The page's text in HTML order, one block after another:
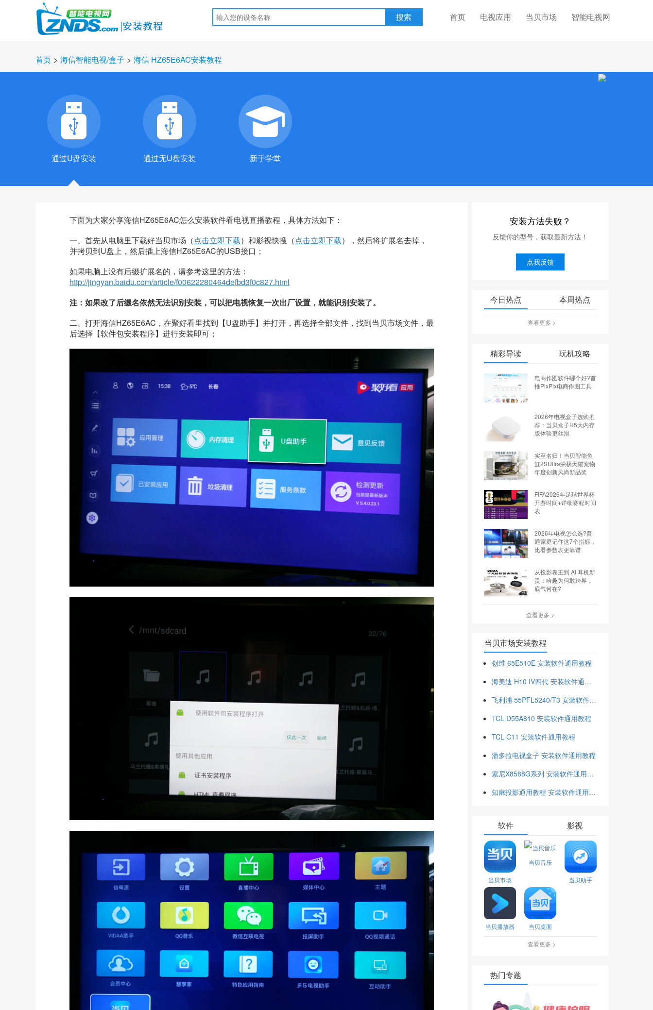
首页 电视应用 当贝市场 智能电视网
首页 > 海信智能电视/盒子 > 海信 HZ65E6AC安装教程
通过U盘安装 通过无U盘安装 新手学堂
下面为大家分享海信HZ65E6AC怎么安装软件看电视直播教程，具体方法如下：
一、首先从电脑里下载好当贝市场（点击立即下载） 和影视快搜（点击立即下载） ，然后将扩展名去掉 ，
并拷贝到U盘上 ，然后插上海信HZ65E6AC的USB接口 ；
如果电脑上没有后缀扩展名的，请参考这里的方法：
http://jingyan.baidu.com/article/f00622280464defbd3f0c827.html
注：如果改了后缀名依然无法识别安装，可以把电视恢复一次出厂设置，就能识别安装了。
二、打开海信HZ65E6AC ，在聚好看里找到【U盘助手】并打开，再选择全部文件，找到当贝市场文件，最
后选择【软件包安装程序】进行安装即可；
安装方法失败？
反馈你的型号，获取最新方法！
点我反馈
今日热点 本周热点
查看更多 >
精彩导读 玩机攻略
电商作图软件哪个好?首
推PixPix电商作图工具
2026年电视盒子选购推
荐：当贝盒子H5大内存
版体验更丝滑
实至名归！当贝智能鱼
缸2SUltra荣获天猫宠物
年度创新风尚新品奖
FIFA2026年足球世界杯
开赛时间+详细赛程时间
表
2026年电视怎么选?普
通家庭记住这7个指标，
比看参数表更靠谱
从投影卷王到 AI 耳机新
贵：哈趣为何敢跨界，
底气何在?
查看更多 >
当贝市场安装教程
创维 65E510E 安装软件通用教程
海美迪 H10 IV四代 安装软件通用教程
飞利浦 55PFL5240/T3 安装软件通用教程
TCL D55A810 安装软件通用教程
TCL C11 安装软件通用教程
潘多拉电视盒子 安装软件通用教程
索尼X8588G系列 安装软件通用教程
知麻投影通用教程 安装软件通用教程
软件 影视
当贝市场
当贝音乐
当贝助手
当贝播放器 当贝桌面
查看更多 >
热门专题